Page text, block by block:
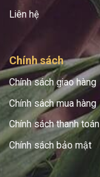
Liên hệ
Chính sách
Chính sách giao hàng
Chính sách mua hàng
Chính sách thanh toán
Chính sách bảo mật